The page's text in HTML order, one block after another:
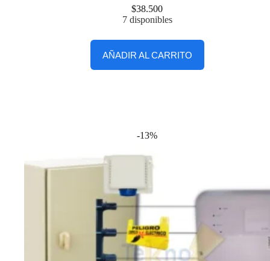
$38.500
7 disponibles
AÑADIR AL CARRITO
-13%